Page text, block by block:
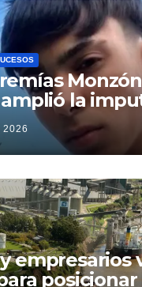
amplió la
menor
la causa se
al juicio por
2026
empresarios
posicionar